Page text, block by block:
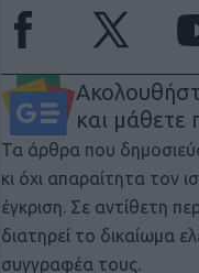
και μάθετε
Τα άρθρα που
κι όχι απαραίτητα τον
έγκριση. Σε αντίθετη
διατηρεί το δικαίωμα
συγγραφέα τους.